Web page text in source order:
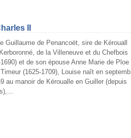
II
Guillaume de Penancoët, sire de Kérouall
de la Villeneuve et du Chefbois
et de son épouse Anne Marie de Ploe
(1625-1709), Louise naît en septemb
au manoir de Kéroualle en Guiller (depuis